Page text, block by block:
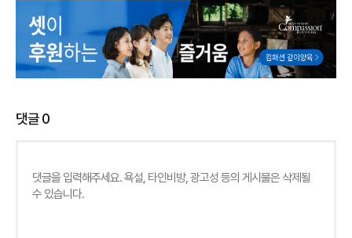
댓글0